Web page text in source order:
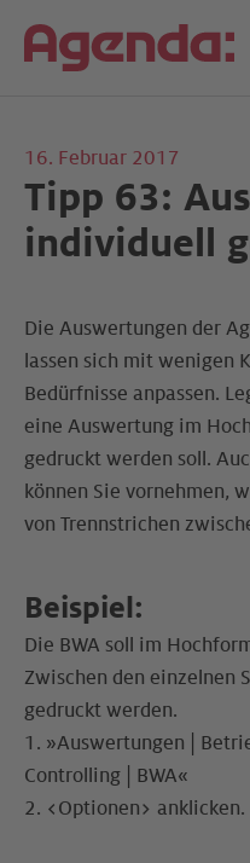
16. Februar 2017
Tipp 63:
individuell
Die Auswertungen der
lassen sich mit wenigen
Bedürfnisse anpassen.
eine Auswertung im
gedruckt werden soll.
können Sie vornehmen,
von Trennstrichen
Beispiel:
Die BWA soll im
Zwischen den einzelnen
gedruckt werden.
1. »Auswertungen |
Controlling | BWA«
2. <Optionen> anklicken.